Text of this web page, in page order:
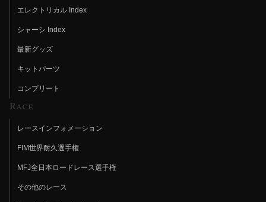
エレクトリカル Index
シャーシ Index
最新グッズ
キットパーツ
コンプリート
Race
レースインフォメーション
FIM世界耐久選手権
MFJ全日本ロードレース選手権
その他のレース